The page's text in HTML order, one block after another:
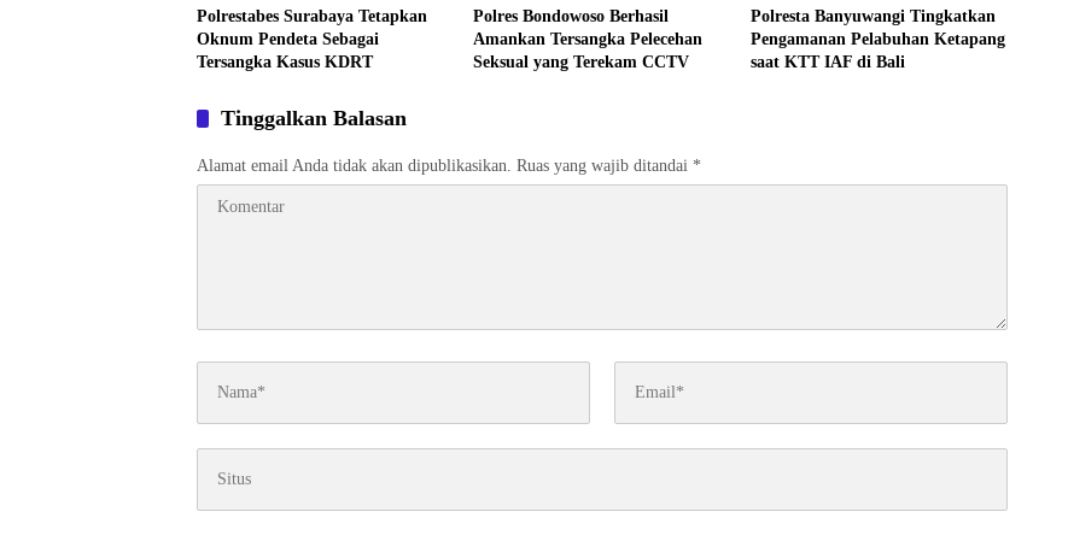
Polrestabes Surabaya Tetapkan
Oknum Pendeta Sebagai
Tersangka Kasus KDRT
Polres Bondowoso Berhasil
Amankan Tersangka Pelecehan
Seksual yang Terekam CCTV
Polresta Banyuwangi Tingkatkan
Pengamanan Pelabuhan Ketapang
saat KTT IAF di Bali
Tinggalkan Balasan
Alamat email Anda tidak akan dipublikasikan. Ruas yang wajib ditandai *